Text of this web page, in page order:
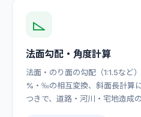
法面勾配・角度計算
法面・のり面の勾配（1:1.5など
%・‰の相互変換、斜面長計算
つきで、道路・河川・宅地造成